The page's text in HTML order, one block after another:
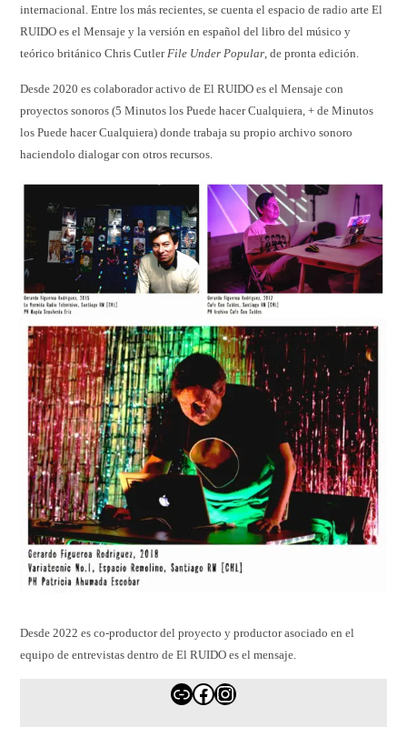
internacional. Entre los más recientes, se cuenta el espacio de radio arte El
RUIDO es el Mensaje y la versión en español del libro del músico y
teórico británico Chris CutlerFile Under Popular, de pronta edición.
Desde 2020 es colaborador activo de El RUIDO es el Mensaje con
proyectos sonoros (5 Minutos los Puede hacer Cualquiera, + de Minutos
los Puede hacer Cualquiera) donde trabaja su propio archivo sonoro
haciendolo dialogar con otros recursos.
Desde 2022 es co-productor del proyecto y productor asociado en el
equipo de entrevistas dentro de El RUIDO es el mensaje.
Enlace Facebook Instagram